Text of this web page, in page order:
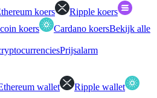
koers
Ripple koers
koers Cardano koersBekijk alle
Prijsalarm
wallet
Ripple wallet